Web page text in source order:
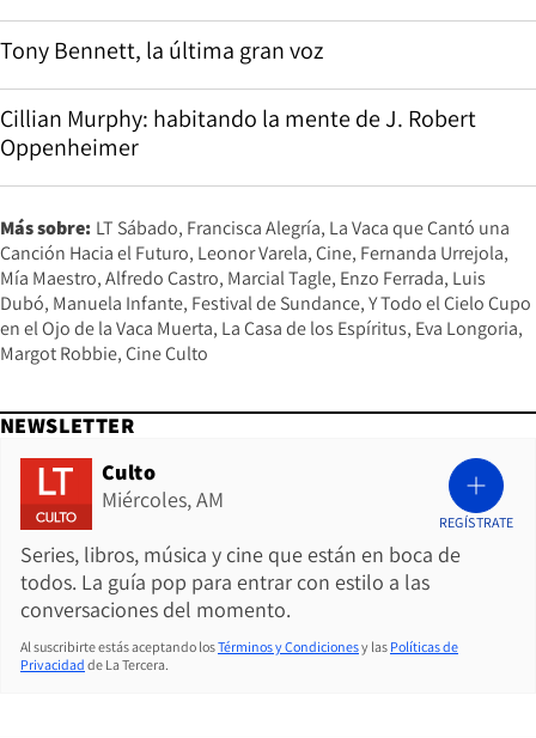
Tony Bennett, la última gran voz
Cillian Murphy: habitando la mente de J. Robert
Oppenheimer
Más sobre: LT Sábado Francisca Alegría La Vaca que Cantó una
Canción Hacia el Futuro Leonor Varela Cine Fernanda Urrejola
Mía Maestro Alfredo Castro Marcial Tagle Enzo Ferrada Luis
Dubó Manuela Infante Festival de Sundance Y Todo el Cielo Cupo
en el Ojo de la Vaca Muerta La Casa de los Espíritus Eva Longoria
Margot Robbie Cine Culto
NEWSLETTER
Culto
Miércoles, AM
Series, libros, música y cine que están en boca de
todos. La guía pop para entrar con estilo a las
conversaciones del momento.
REGÍSTRATE
Al suscribirte estás aceptando losTérminos y Condicionesy las Políticas de
Privacidad de La Tercera.